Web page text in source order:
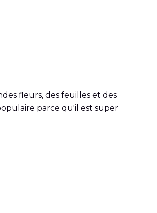
fleurs, des feuilles et des
parce qu'il est super